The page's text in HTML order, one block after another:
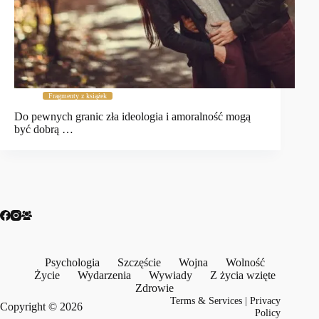
Fragmenty z książek
Do pewnych granic zła ideologia i amoralność mogą
być dobrą …
Psychologia Szczęście Wojna
Wolność
Życie
Wydarzenia Wywiady
Z życia wzięte
Zdrowie
Copyright © 2026
Terms & Services |Privacy
Policy